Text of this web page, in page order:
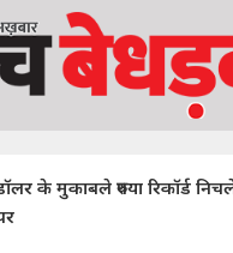
के मुकाबले रुपया रिकॉर्ड